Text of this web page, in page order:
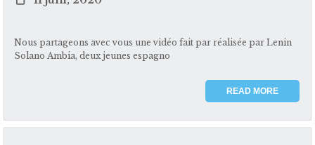
Nous partageons avec vous une vidéo fait par réalisée par Lenin
Solano Ambia, deux jeunes espagno
READ MORE